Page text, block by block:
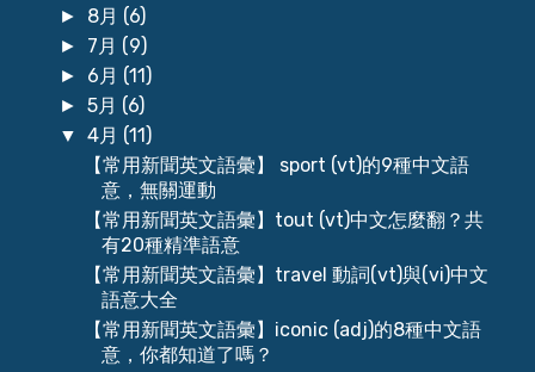
► 8月 (6)
► 7月 (9)
► 6月 (11)
►5月 (6)
▼4月 (11)
【常用新聞英文語彙】 sport (vt)的9種中文語
意，無關運動
【常用新聞英文語彙】tout (vt)中文怎麼翻？共
有20種精準語意
【常用新聞英文語彙】travel 動詞(vt)與(vi)中文
語意大全
【常用新聞英文語彙】iconic (adj)的8種中文語
意，你都知道了嗎？